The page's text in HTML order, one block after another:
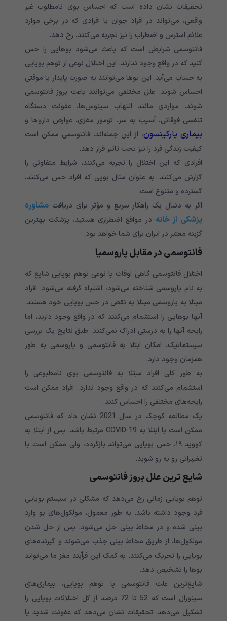
تحقیقات نشان داده است که احساس بوی نامطلوب غیر
واقعی، می‌تواند در افراد جوان یا افرادی که در برخی موارد
علائم استرس و اضطراب را نیز تجربه می‌کنند، رخ دهد.
فانتوسمی شرایطی است که باعث می‌شود بوهایی را حس
کنید که در واقع وجود ندارند. این اختلال نوعی از توهم بویایی
به حساب می‌آید. این بوها می‌توانند به صورت پایدار یا موقتی
احساس شوند. علل مختلفی می‌توانند باعث بروز فانتوسمی
شوند. مواردی مانند التهاب سینوس‌ها، عفونت دستگاه
تنفسی فوقانی، آسیب به سر، تومور مغزی، عوارض داروها و
بیماری پارکینسون، از این جمله‌اند. فانتوسمی ممکن است
کیفیت زندگی فرد را نیز تحت تاثیر قرار دهد.
افرادی که این اختلال را تجربه می‌کنند، شرایط متفاوتی را
گزارش می‌کنند. به عنوان مثال بویی که افراد حس می‌کنند،
گسترده و متنوع است.
اگر به دنبال یک راهکار سریع و مؤثر برای دریافت مشاوره
پزشکی از خانه در مواقع اضطراری هستید، پزشکت بهترین
گزینه معتبر در ایران برای شما خواهد بود.
فانتوسمی در مقابل پاروسمیا
اختلال فانتوسمی گاهی اوقات با نوعی توهم بویایی شایع که
به نام پاروسمی شناخته می‌شود، اشتباه گرفته می‌شود. افراد
مبتلا به پاروسمی مبتلا به نقص در حس بویایی خود هستند.
آنها بوهایی را استشمام می‌کنند که در واقع وجود دارند، اما
رایحه آنها را به درستی ادراک نمی‌کنند. طبق نتایج یک بررسی
سیستماتیک، امکان ابتلا به فانتوسمی و پاروسمی به طور
همزمان وجود دارد.
به طور کلی افراد مبتلا به فانتوسمی بوی نامطبوعی را
استشمام می‌کنند که در واقع وجود ندارد. افراد ممکن است
رایحه‌های مختلفی را احساس کنند.
یک مطالعه کوچک در سال 2021 نشان داد که فانتوسمی
ممکن است با ابتلا به COVID-19 مرتبط باشد. پس از ابتلا به
کووید ۱۹، حس بویایی می‌تواند بازگردد، ولی ممکن است با
تغییراتی رو به رو شوید.
شایع ترین علل بروز فانتوسمی
توهم بویایی زمانی رخ می‌دهد که مشکلی در سیستم بویایی
فرد وجود داشته باشد. به طور معمول، مولکول‌های بو وارد
بینی شده و در مخاط بینی حل می‌شود. پس از حل شدن
مولکول‌ها، از طریق مخاط بینی جذب می‌شوند و گیرنده‌های
بویایی را تحریک می‌کنند. به کمک این فرآیند مغز ما می‌تواند
بوها را تشخیص دهد.
شایع‌ترین علت فانتوسمی یا توهم بویایی، بیماری‌های
سینوزال است که 52 تا 72 درصد از کل اختلالات بویایی را
تشکیل می‌دهد. تحقیقات نشان می‌دهد که عفونت شدید یا